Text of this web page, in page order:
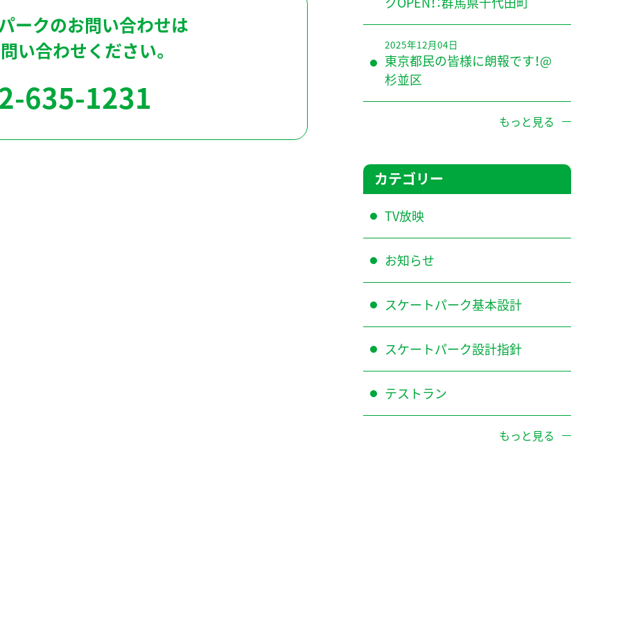
ークのお問い合わせは
い合わせください。
635-1231
2025年12月04日
東京都民の皆様に朗報です！@
杉並区
もっと見る
カテゴリー
TV放映
お知らせ
スケートパーク基本設計
スケートパーク設計指針
テストラン
もっと見る